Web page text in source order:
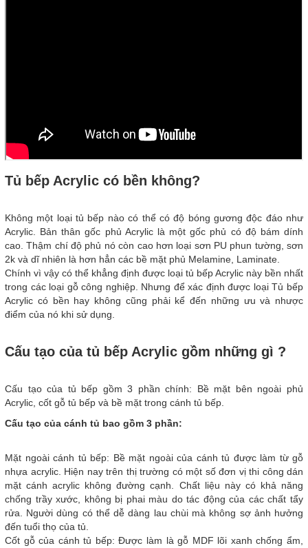
Tủ bếp Acrylic có bền không?
Không một loại tủ bếp nào có thể có độ bóng gương độc đáo như
Acrylic. Bản thân gốc phủ Acrylic là một gốc phủ có độ bám dính
cao. Thậm chí độ phủ nó còn cao hơn loại sơn PU phun tường, sơn
2k và dĩ nhiên là hơn hẳn các bề mặt phủ Melamine, Laminate.
Chính vì vậy có thể khẳng định được loại tủ bếp Acrylic này bền nhất
trong các loại gỗ công nghiệp. Nhưng để xác định được loại Tủ bếp
Acrylic có bền hay không cũng phải kể đến những ưu và nhược
điểm của nó khi sử dụng.
Cấu tạo của tủ bếp Acrylic gồm những gì ?
Cấu tạo của tủ bếp gồm 3 phần chính: Bề mặt bên ngoài phủ
Acrylic, cốt gỗ tủ bếp và bề mặt trong cánh tủ bếp.
Cấu tạo của cánh tủ bao gồm 3 phần:
Mặt ngoài cánh tủ bếp: Bề mặt ngoài của cánh tủ được làm từ gỗ
nhựa acrylic. Hiện nay trên thị trường có một số đơn vị thi công dán
mặt cánh acrylic không đường cạnh. Chất liệu này có khả năng
chống trầy xước, không bị phai màu do tác động của các chất tẩy
rửa. Người dùng có thể dễ dàng lau chùi mà không sợ ảnh hưởng
đến tuổi thọ của tủ.
Cốt gỗ của cánh tủ bếp: Được làm là gỗ MDF lõi xanh chống ẩm,